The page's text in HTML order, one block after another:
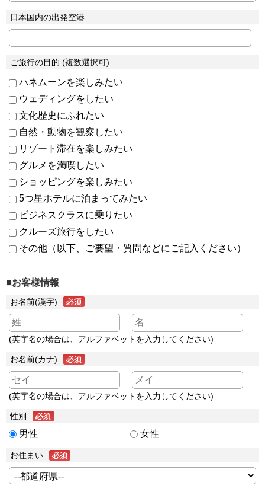
日本国内の出発空港
ご旅行の目的 (複数選択可)
ハネムーンを楽しみたい
ウェディングをしたい
文化歴史にふれたい
自然・動物を観察したい
リゾート滞在を楽しみたい
グルメを満喫したい
ショッピングを楽しみたい
5つ星ホテルに泊まってみたい
ビジネスクラスに乗りたい
クルーズ旅行をしたい
その他（以下、ご要望・質問などにご記入ください）
■お客様情報
お名前(漢字)
(英字名の場合は、アルファベットを入力してください)
お名前(カナ)
(英字名の場合は、アルファベットを入力してください)
性別
男性 女性
お住まい